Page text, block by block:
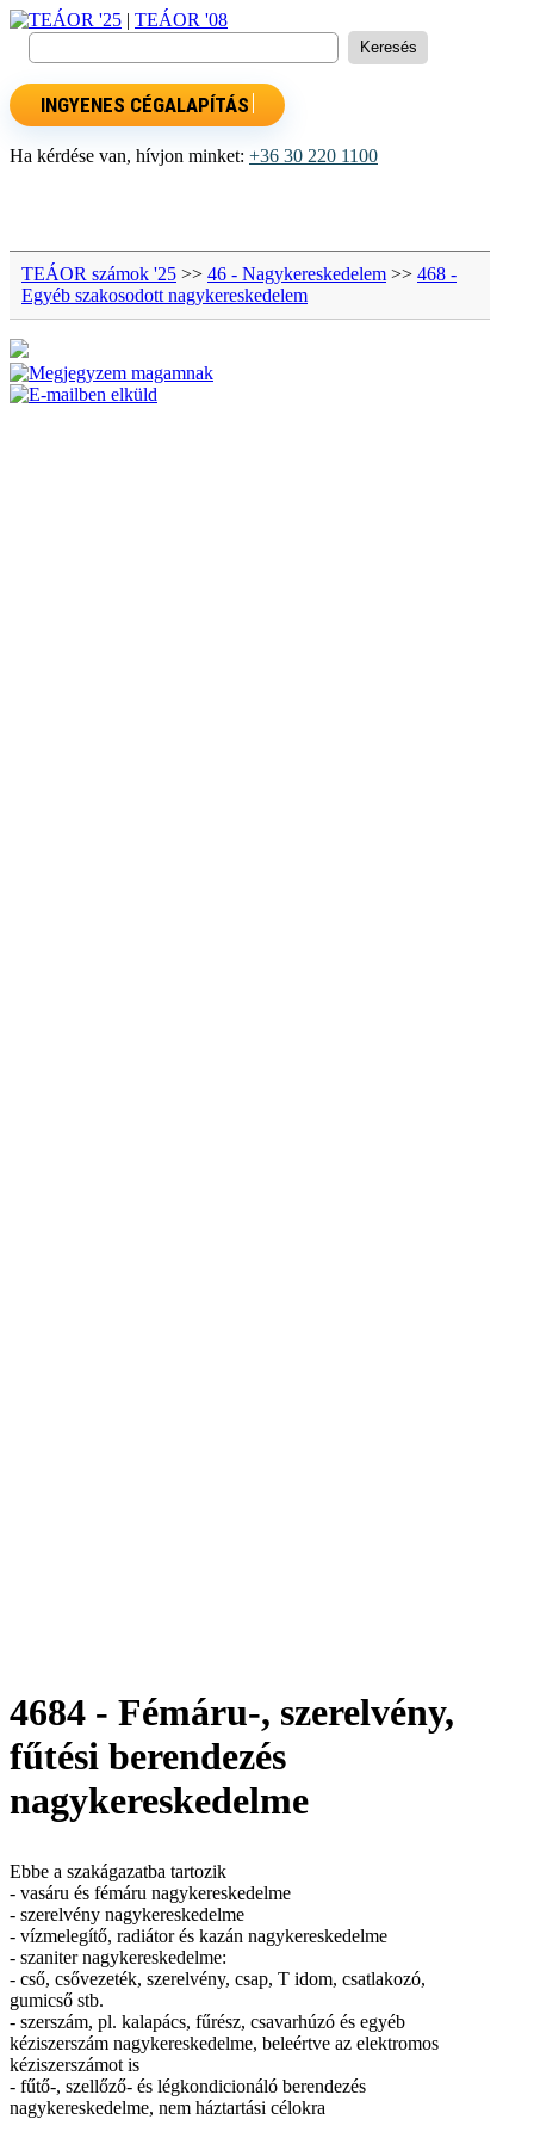
TEÁOR '25 | TEÁOR '08
INGYENES CÉGALAPÍTÁS
Ha kérdése van, hívjon minket: +36 30 220 1100
TEÁOR számok '25 >> 46 - Nagykereskedelem >> 468 -
Egyéb szakosodott nagykereskedelem
4684 - Fémáru-, szerelvény,
fűtési berendezés
nagykereskedelme
Ebbe a szakágazatba tartozik
- vasáru és fémáru nagykereskedelme
- szerelvény nagykereskedelme
- vízmelegítő, radiátor és kazán nagykereskedelme
- szaniter nagykereskedelme:
- cső, csővezeték, szerelvény, csap, T idom, csatlakozó,
gumicső stb.
- szerszám, pl. kalapács, fűrész, csavarhúzó és egyéb
kéziszerszám nagykereskedelme, beleértve az elektromos
kéziszerszámot is
- fűtő-, szellőző- és légkondicionáló berendezés
nagykereskedelme, nem háztartási célokra